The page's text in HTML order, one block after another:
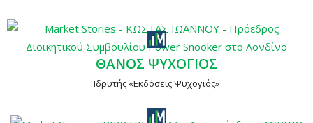
ΘΑΝΟΣ ΨΥΧΟΓΙΟΣ
Ιδρυτής «Εκδόσεις Ψυχογιός»